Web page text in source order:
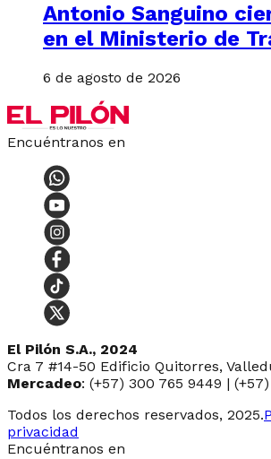
Antonio Sanguino
en el Ministerio de
6 de agosto de 2026
Encuéntranos en
El Pilón S.A., 2024
Cra 7 #14-50 Edificio Quitorres,
Mercadeo: (+57) 300 765 9449 | (+57)
Todos los derechos reservados, 2025.
privacidad
Encuéntranos en